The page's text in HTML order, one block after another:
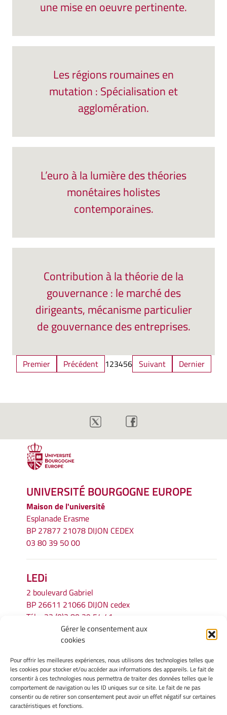
Gérer le consentement aux
cookies
Pour offrir les meilleures expériences, nous utilisons des technologies telles que
les cookies pour stocker et/ou accéder aux informations des appareils. Le fait de
consentir à ces technologies nous permettra de traiter des données telles que le
comportement de navigation ou les ID uniques sur ce site. Le fait de ne pas
consentir ou de retirer son consentement peut avoir un effet négatif sur certaines
caractéristiques et fonctions.
une mise en oeuvre pertinente.
Les régions roumaines en
mutation : Spécialisation et
agglomération.
L’euro à la lumière des théories
monétaires holistes
contemporaines.
Contribution à la théorie de la
gouvernance : le marché des
dirigeants, mécanisme particulier
de gouvernance des entreprises.
Premier Précédent 123456 Suivant Dernier
UNIVERSITÉ BOURGOGNE EUROPE
Maison de l'université
Esplanade Erasme
BP 27877 21078 DIJON CEDEX
03 80 39 50 00
LEDi
2 boulevard Gabriel
BP 26611 21066 DIJON cedex
Tél.
+33 (0)3 80 39 54 41
secretariat.ledi@u-bourgogne.fr
INFORMATIONS LÉGALES
Mentions légales
Gérer mes cookies
Politique de cookies